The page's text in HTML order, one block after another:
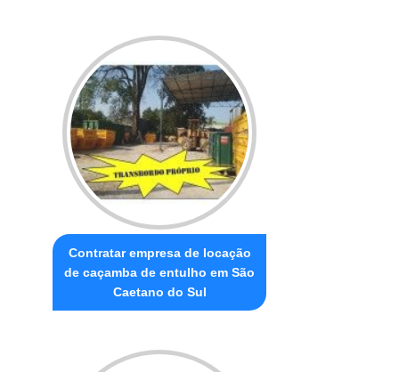
Contratar empresa de locação
de caçamba de entulho em São
Caetano do Sul